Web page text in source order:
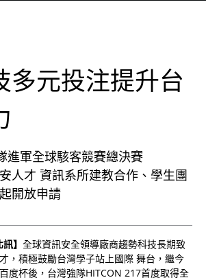
多元投注提升台
進軍全球駭客競賽總決賽
人才 資訊系所建教合作、學生團
開放申請
】 全球資訊安全領導廠商趨勢科技長期致
，積極鼓勵台灣學子站上國際 舞台，繼今
度杯後，台灣強隊HITCON 217首度取得全